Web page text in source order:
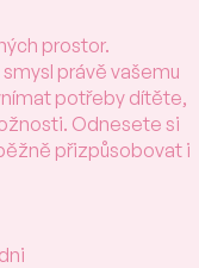
prostor.
právě vašemu
potřeby dítěte,
Odnesete si
přizpůsobovat i